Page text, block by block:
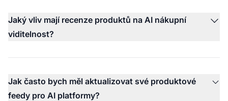
Jaký vliv mají recenze produktů na AI nákupní
viditelnost?
Jak často bych měl aktualizovat své produktové
feedy pro AI platformy?